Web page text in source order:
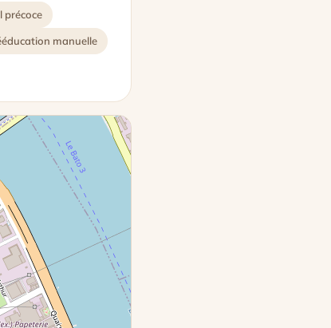
précoce
manuelle